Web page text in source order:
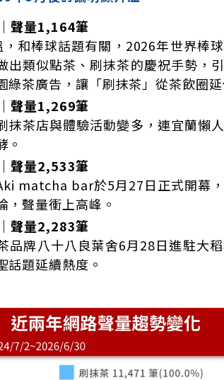
聲量1,164筆
和棒球話題有關，2026年世界棒
出類似點茶、刷抹茶的慶祝手勢，
綠茶廣告，讓「刷抹茶」從茶飲圈
聲量1,269筆
抹茶店與體驗活動變多，連宜蘭懶
。
聲量2,533筆
matcha bar於5月27日正式開幕
，聲量衝上高峰。
聲量2,283筆
品牌八十八良葉舍6月28日進駐大
話題延續熱度。